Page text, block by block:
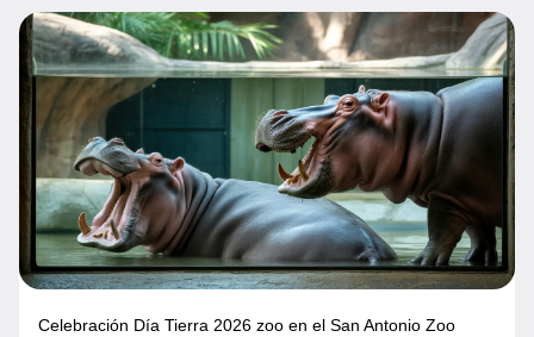
Celebración Día Tierra 2026 zoo en el San Antonio Zoo